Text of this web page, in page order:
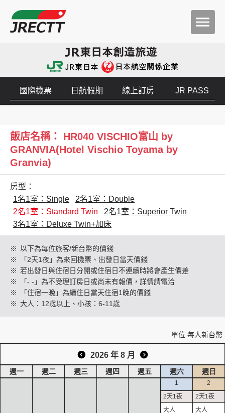
創造旅遊
國際機票 日航假期 線上訂房 JR PASS
飯店名稱： HR040 VISCHIO富山 by
GRANVIA(Hotel Vischio Toyama by
Granvia)
房型：
1名1室：Single
2名1室：Double
2名1室：Standard Twin
2名1室：Superior Twin
3名1室：Deluxe Twin+加床
※ 以下為每位旅客/新台幣的價錢
※
「2天1夜」為來回機票、出發日當天價錢
※ 若出發日與住宿日分開或住宿日不連續時將會產生價差
※
「- -」為不受理訂房日或尚未有報價，詳情請電洽
※
「住宿一晚」為續住日當天住宿1晚的價錢
※ 大人：12歲以上、小孩：6-11歲
單位:每人新台幣
2026 年 8 月
週一 週二 週三 週四 週五 週六 週日
1 2